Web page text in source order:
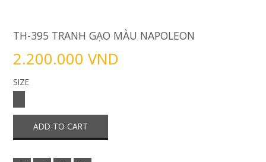
TH-395 TRANH GẠO MÀU NAPOLEON
2.200.000 VND
SIZE